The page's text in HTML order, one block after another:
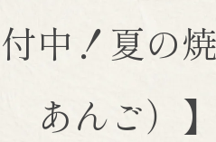
中！夏の
あんご）】